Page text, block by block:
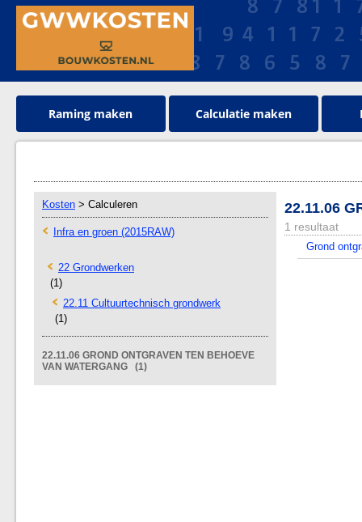
Raming maken Calculatie maken
Kosten > Calculeren
Infra en groen (2015RAW)
22 Grondwerken
(1)
22.11 Cultuurtechnisch grondwerk
(1)
22.11.06 GROND ONTGRAVEN TEN BEHOEVE
VAN WATERGANG (1)
22.11.06
1 resultaat
Grond